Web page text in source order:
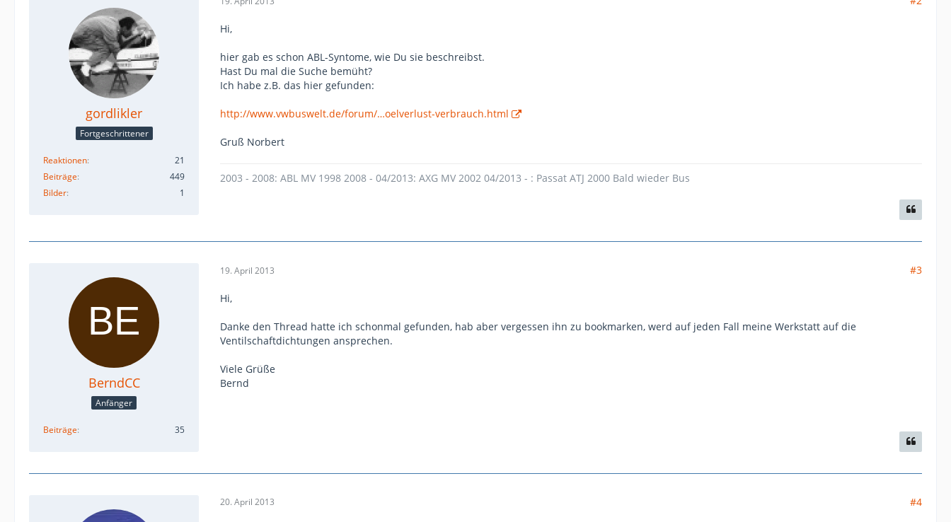
gordlikler
Fortgeschrittener
Reaktionen
21
Beiträge
449
Bilder
1
Hi,
hier gab es schon ABL-Syntome, wie Du sie beschreibst.
Hast Du mal die Suche bemüht?
Ich habe z.B. das hier gefunden:
http://www.vwbuswelt.de/forum/…oelverlust-verbrauch.html
Gruß Norbert
2003 - 2008: ABL MV 1998 2008 - 04/2013: AXG MV 2002 04/2013 - : Passat ATJ 2000 Bald wieder Bus
BerndCC
Anfänger
Beiträge 35
19. April 2013 #3
Hi,
Danke den Thread hatte ich schonmal gefunden, hab aber vergessen ihn zu bookmarken, werd auf jeden Fall meine Werkstatt auf die
Ventilschaftdichtungen ansprechen.
Viele Grüße
Bernd
20. April 2013 #4